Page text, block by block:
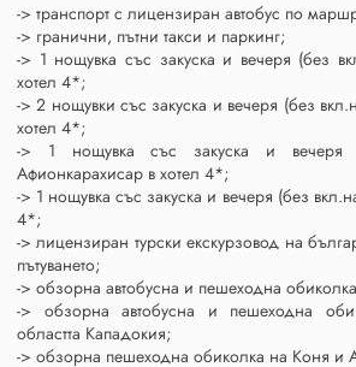
-> транспорт с лицензиран автобус по
-> гранични, пътни такси и паркинг;
-> 1 нощувка със закуска и вечеря (без
хотел 4*;
-> 2 нощувки със закуска и вечеря (без
хотел 4*;
-> 1 нощувка със закуска и вечеря
Афионкарахисар в хотел 4*;
-> 1 нощувка със закуска и вечеря (без
4*;
-> лицензиран турски екскурзовод на
пътуването;
-> обзорна автобусна и пешеходна
-> обзорна автобусна и пешеходна
областта Кападокия;
-> обзорна пешеходна обиколка на Коня и